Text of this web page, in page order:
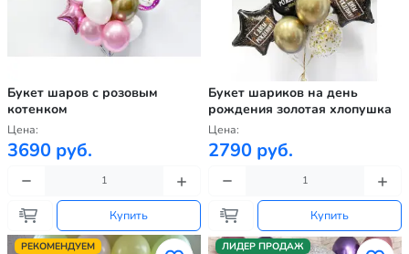
Букет шаров с розовым
котенком
Цена:
3690 руб.
Купить
Букет шариков на день
рождения золотая хлопушка
Цена:
2790 руб.
Купить
РЕКОМЕНДУЕМ
ЛИДЕР ПРОДАЖ